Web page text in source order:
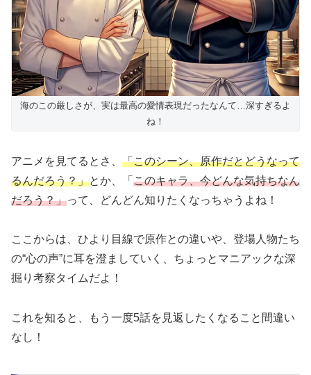
海のこの厳しさが、実は最高の愛情表現だったなんて…深すぎるよ
ね！
アニメを見てるとさ、 「このシーン、原作だとどうなって
るんだろう？」とか、「 このキャラ、今どんな気持ちなん
だろう？」って、どんどん知りたくなっちゃうよね！
ここからは、ひより目線で原作との違いや、登場人物たち
の“心の声”に耳を澄ましていく、ちょっとマニアックな深
掘り考察タイムだよ！
これを知ると、もう一度5話を見返したくなること間違い
なし！